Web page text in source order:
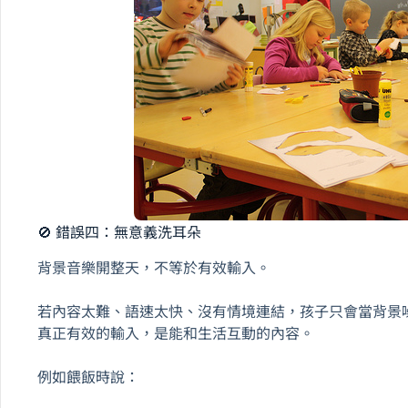
🚫 錯誤四：無意義洗耳朵
背景音樂開整天，不等於有效輸入。
若內容太難、語速太快、沒有情境連結，孩子只會當背景
真正有效的輸入，是能和生活互動的內容。
例如餵飯時說：